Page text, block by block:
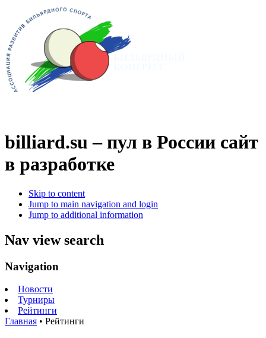
billiard.su – пул в России сайт
в разработке
Skip to content
Jump to main navigation and login
Jump to additional information
Nav view search
Navigation
Новости
Турниры
Рейтинги
Главная • Рейтинги